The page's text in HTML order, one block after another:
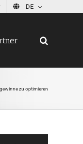
DE
zu optimieren